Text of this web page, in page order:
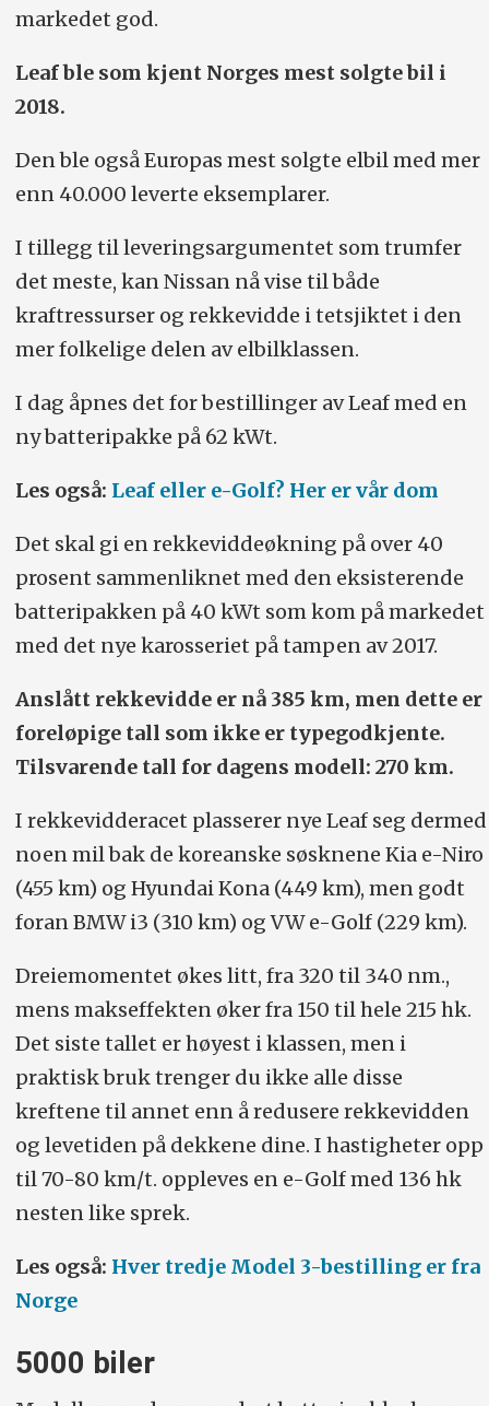
markedet god.
Leaf ble som kjent Norges mest solgte bil i
2018.
Den ble også Europas mest solgte elbil med mer
enn 40.000 leverte eksemplarer.
I tillegg til leveringsargumentet som trumfer
det meste, kan Nissan nå vise til både
kraftressurser og rekkevidde i tetsjiktet i den
mer folkelige delen av elbilklassen.
I dag åpnes det for bestillinger av Leaf med en
ny batteripakke på 62 kWt.
Les også: Leaf eller e-Golf? Her er vår dom
Det skal gi en rekkeviddeøkning på over 40
prosent sammenliknet med den eksisterende
batteripakken på 40 kWt som kom på markedet
med det nye karosseriet på tampen av 2017.
Anslått rekkevidde er nå 385 km, men dette er
foreløpige tall som ikke er typegodkjente.
Tilsvarende tall for dagens modell: 270 km.
I rekkevidderacet plasserer nye Leaf seg dermed
noen mil bak de koreanske søsknene Kia e-Niro
(455 km) og Hyundai Kona (449 km), men godt
foran BMW i3 (310 km) og VW e-Golf (229 km).
Dreiemomentet økes litt, fra 320 til 340 nm.,
mens makseffekten øker fra 150 til hele 215 hk.
Det siste tallet er høyest i klassen, men i
praktisk bruk trenger du ikke alle disse
kreftene til annet enn å redusere rekkevidden
og levetiden på dekkene dine. I hastigheter opp
til 70-80 km/t. oppleves en e-Golf med 136 hk
nesten like sprek.
Les også: Hver tredje Model 3-bestilling er fra
Norge
5000 biler